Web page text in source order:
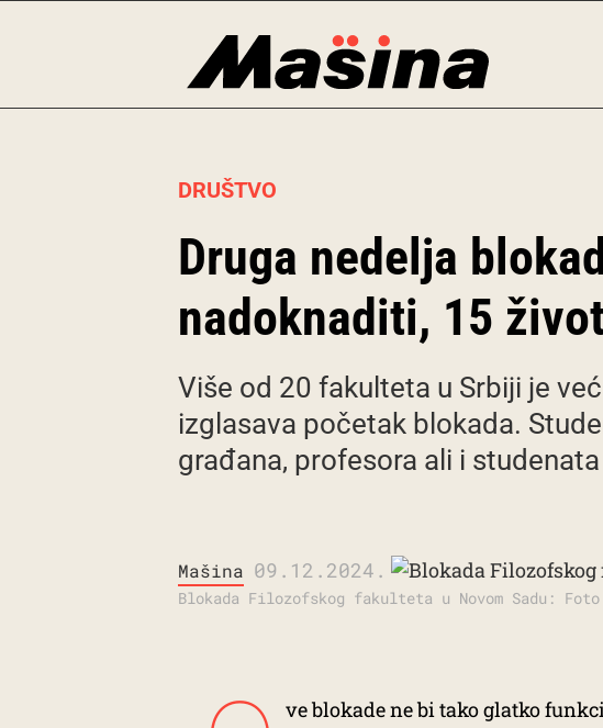
DRUŠTVO
Druga nedelja
nadoknaditi, 15
Više od 20 fakulteta u Srbiji je
izglasava početak blokada.
građana, profesora ali i
Mašina 09.12.2024.
Blokada Filozofskog fakulteta u Novom Sadu:
ve blokade ne bi tako glatko